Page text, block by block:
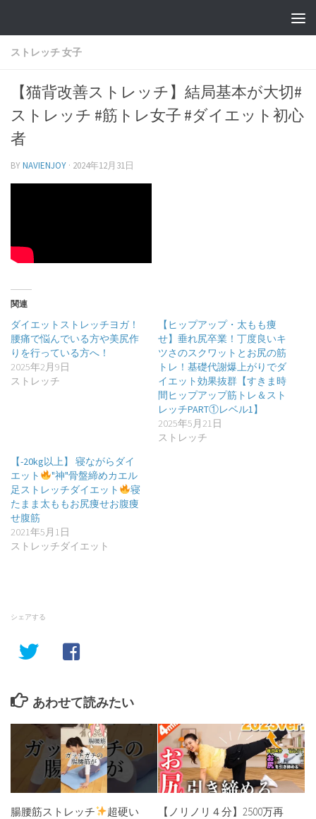
ストレッチ 女子
【猫背改善ストレッチ】結局基本が大切#
ストレッチ #筋トレ女子 #ダイエット初心
者
BYNAVIENJOY · 2024年12月31日
関連
ダイエットストレッチヨガ！
腰痛で悩んでいる方や美尻作
りを行っている方へ！
2025年2月9日
ストレッチ
【ヒップアップ・太もも痩
せ】垂れ尻卒業！丁度良いキ
ツさのスクワットとお尻の筋
トレ！基礎代謝爆上がりでダ
イエット効果抜群【すきま時
間ヒップアップ筋トレ＆スト
レッチPART①レベル1】
2025年5月21日
ストレッチ
【-20kg以上】 寝ながらダイ
エット
"神"骨盤締めカエル
足ストレッチダイエット
寝
たまま太ももお尻痩せお腹痩
せ腹筋
2021年5月1日
ストレッチダイエット
シェアする
あわせて読みたい
腸腰筋ストレッチ
超硬い
【ノリノリ４分】2500万再